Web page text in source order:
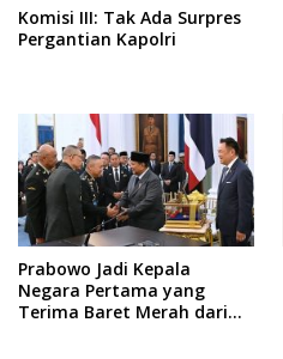
Komisi III: Tak Ada Surpres
Pergantian Kapolri
Prabowo Jadi Kepala
Negara Pertama yang
Terima Baret Merah dari